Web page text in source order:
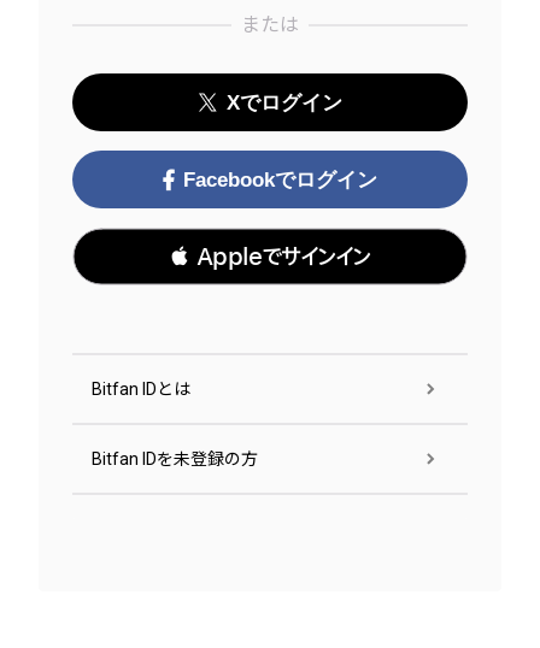
または
Xでログイン
Facebookでログイン
 Appleでサインイン
Bitfan IDとは
Bitfan IDを未登録の方